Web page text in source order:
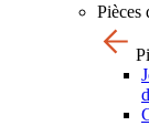
Pièces